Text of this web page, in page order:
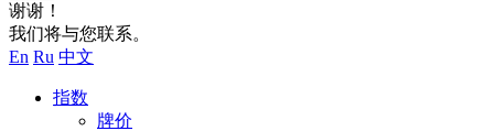
谢谢！
我们将与您联系。
En Ru 中文
指数
牌价